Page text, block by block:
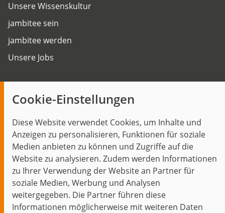
Cookie-Einstellungen
Diese Website verwendet Cookies, um Inhalte und
Anzeigen zu personalisieren, Funktionen für soziale
Medien anbieten zu können und Zugriffe auf die
Website zu analysieren. Zudem werden Informationen
zu Ihrer Verwendung der Website an Partner für
soziale Medien, Werbung und Analysen
weitergegeben. Die Partner führen diese
Informationen möglicherweise mit weiteren Daten
Unsere Wissenskultur
jambitee sein
jambitee werden
Unsere Jobs
Themen im Fokus
Events
Start Datenschutz Impressum Kontakt